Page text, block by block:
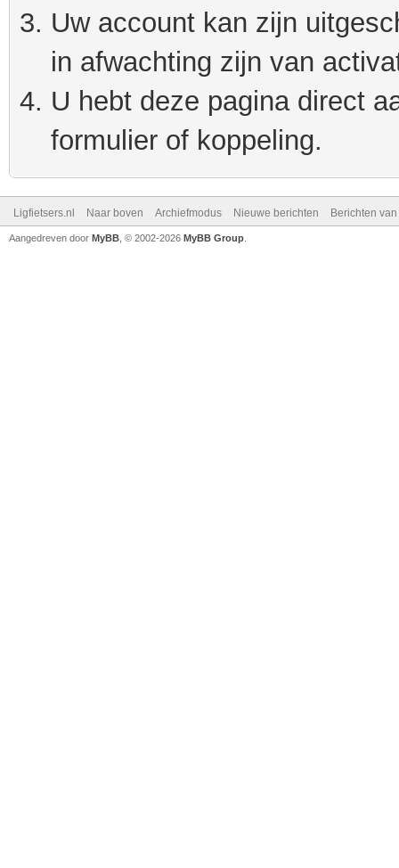
Uw account kan zijn
in afwachting zijn van
U hebt deze pagina direct
formulier of koppeling.
Ligfietsers.nl Naar boven Archiefmodus Nieuwe berichten Berichten
Aangedreven door MyBB , © 2002-2026 MyBB Group